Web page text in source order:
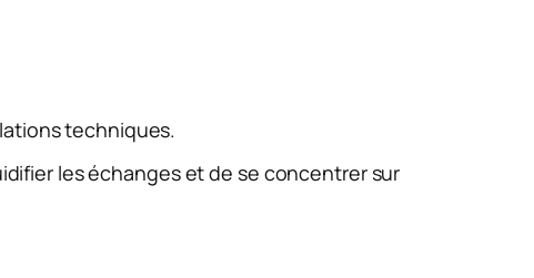
techniques.
les échanges et de se concentrer sur